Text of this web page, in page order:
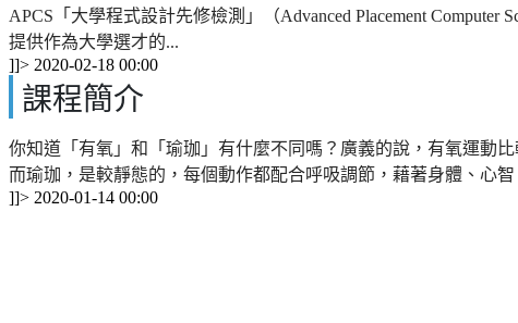
APCS「大學程式設計先修檢測」（Advanced Placement
提供作為大學選才的...
]]> 2020-02-18 00:00
課程簡介
你知道「有氧」和「瑜珈」有什麼不同嗎？廣義的說，有氧運動
而瑜珈，是較靜態的，每個動作都配合呼吸調節，藉著身體、心智
]]> 2020-01-14 00:00